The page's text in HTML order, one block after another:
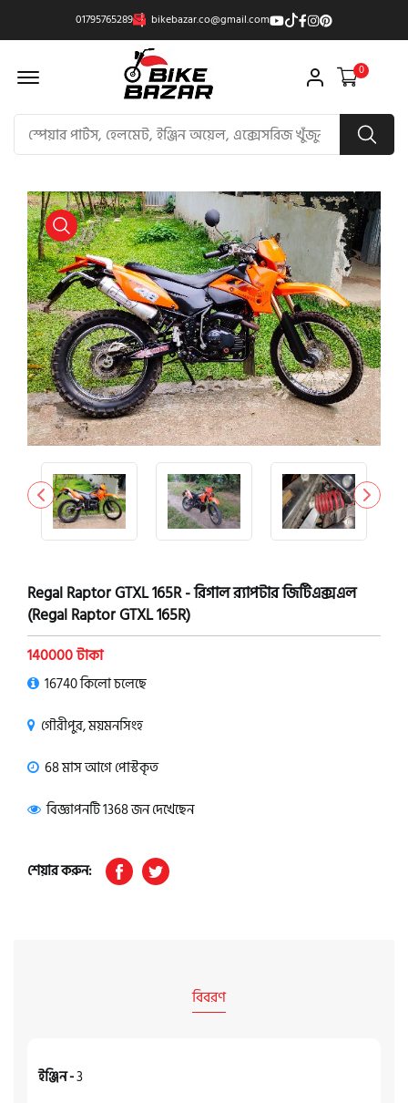
01795765289 bikebazar.co@gmail.com
Offcanvas Menu Open 0
product view
Regal Raptor GTXL 165R - রিগাল র‍্যাপটার জিটিএক্সএল
(Regal Raptor GTXL 165R)
140000 টাকা
16740 কিলো চলেছে
গৌরীপুর, ময়মনসিংহ
68 মাস আগে পোস্টকৃত
বিজ্ঞাপনটি 1368 জন দেখেছেন
শেয়ার করুন:
বিবরণ
ইঞ্জিন -3